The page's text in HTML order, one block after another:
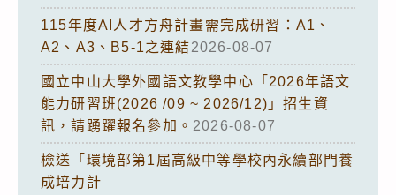
115年度AI人才方舟計畫需完成研習：A1、
A2、A3、B5-1之連結2026-08-07
國立中山大學外國語文教學中心「2026年語文
能力研習班(2026 /09 ~ 2026/12)」招生資
訊，請踴躍報名參加。 2026-08-07
檢送「環境部第1屆高級中等學校內永續部門養
成培力計